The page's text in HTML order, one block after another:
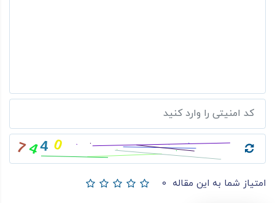
امتیاز شما به این مقاله 0